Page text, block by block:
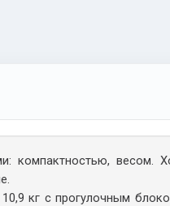
компактностью, весом.
кг с прогулочным